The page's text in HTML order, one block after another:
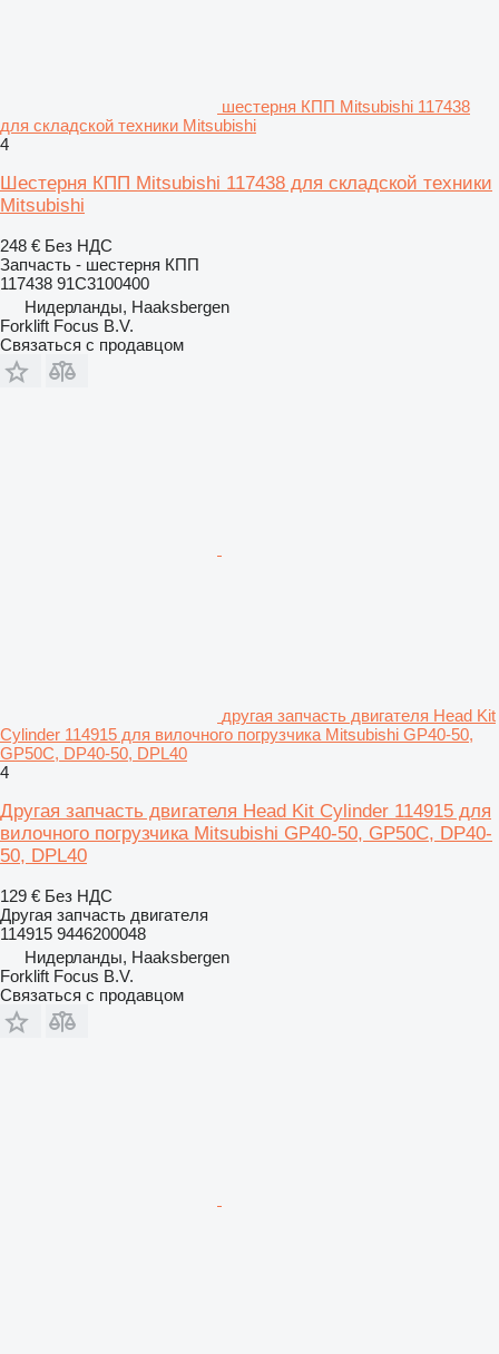
шестерня КПП Mitsubishi 117438
для складской техники Mitsubishi
4
Шестерня КПП Mitsubishi 117438 для складской техники
Mitsubishi
248 € Без НДС
Запчасть - шестерня КПП
117438 91C3100400
Нидерланды, Haaksbergen
Forklift Focus B.V.
Связаться с продавцом
другая запчасть двигателя Head Kit
Cylinder 114915 для вилочного погрузчика Mitsubishi GP40-50,
GP50C, DP40-50, DPL40
4
Другая запчасть двигателя Head Kit Cylinder 114915 для
вилочного погрузчика Mitsubishi GP40-50, GP50C, DP40-
50, DPL40
129 € Без НДС
Другая запчасть двигателя
114915 9446200048
Нидерланды, Haaksbergen
Forklift Focus B.V.
Связаться с продавцом